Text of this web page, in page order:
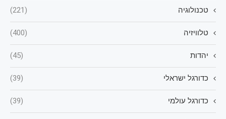
טכנולוגיה (221)
טלוויזיה (400)
יהדות (45)
כדורגל ישראלי (39)
כדורגל עולמי (39)